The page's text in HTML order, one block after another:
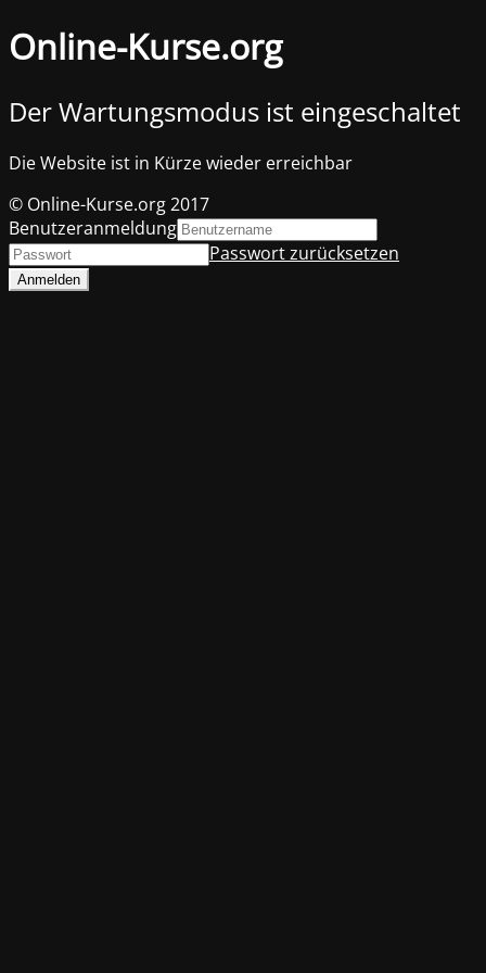
Online-Kurse.org
Der Wartungsmodus ist eingeschaltet
Die Website ist in Kürze wieder erreichbar
© Online-Kurse.org 2017
Benutzeranmeldung
Passwort zurücksetzen